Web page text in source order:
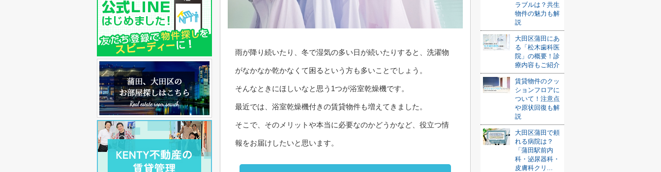
雨が降り続いたり、冬で湿気の多い日が続いたりすると、洗濯物
がなかなか乾かなくて困るという方も多いことでしょう。
そんなときにほしいなと思う1つが浴室乾燥機です。
最近では、浴室乾燥機付きの賃貸物件も増えてきました。
そこで、そのメリットや本当に必要なのかどうかなど、役立つ情
報をお届けしたいと思います。
ラブルは？共生
物件の魅力も解
説
大田区蒲田にあ
る「松木歯科医
院」の概要！診
療内容もご紹介
賃貸物件のクッ
ションフロアに
ついて！注意点
や原状回復も解
説
大田区蒲田で頼
れる病院は？
「蒲田駅前内
科・泌尿器科・
皮膚科クリ...